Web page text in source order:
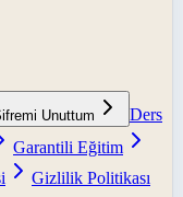
Unuttum
Ders
Garantili Eğitim
Gizlilik Politikası